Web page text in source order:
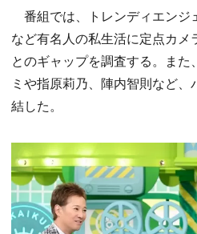
番組では、トレンディエンジ
など有名人の私生活に定点カ
とのギャップを調査する。また
ミや指原莉乃、陣内智則など
結した。